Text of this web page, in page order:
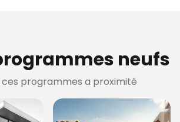
neufs
ces programmes a proximité